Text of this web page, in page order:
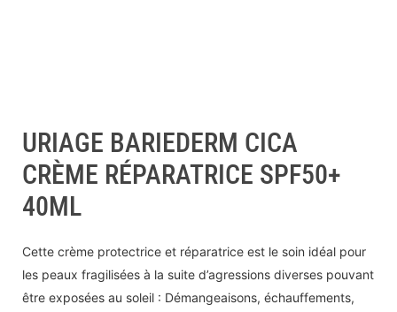
URIAGE BARIEDERM CICA
CRÈME RÉPARATRICE SPF50+
40ML
Cette crème protectrice et réparatrice est le soin idéal pour
les peaux fragilisées à la suite d’agressions diverses pouvant
être exposées au soleil : Démangeaisons, échauffements,